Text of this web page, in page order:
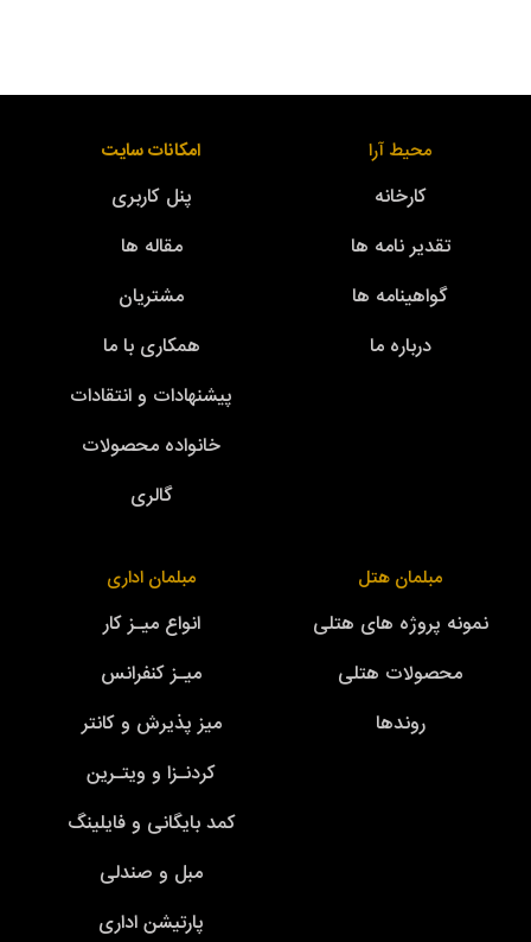
محیط آرا
کارخانه
تقدیر نامه ها
گواهینامه ها
درباره ما
امکانات سایت
پنل کاربری
مقاله ها
مشتریان
همکاری با ما
پیشنهادات و انتقادات
خانواده محصولات
گالری
مبلمان هتل
نمونه پروژه های هتلی
محصولات هتلی
روندها
مبلمان اداری
انواع میـز کار
میـز کنفرانس
میز پذیرش و کانتر
کردنـزا و ویتـرین
کمد بایگانی و فایلینگ
مبل و صندلی
پارتیشن اداری